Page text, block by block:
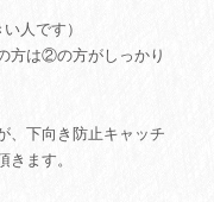
人です）
方は②の方がしっかり
下向き防止キャッチ
ます。